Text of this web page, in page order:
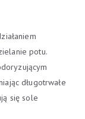
potu.
długotrwałe
się sole